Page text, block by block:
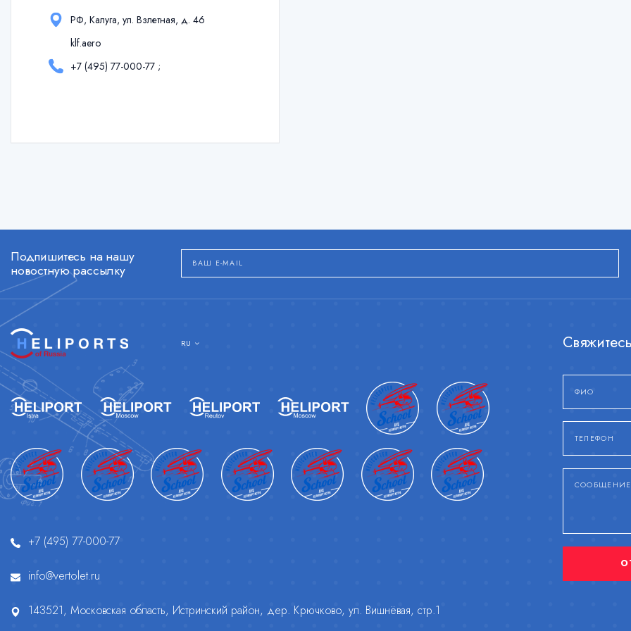
РФ, Калуга, ул. Взлетная, д. 46
klf.aero
+7 (495) 77-000-77 ;
Подпишитесь на нашу
новостную рассылку
RU
+7 (495) 77-000-77
info@vertolet.ru
143521, Московская область, Истринский район, дер. Крючково, ул. Вишнёвая, стр.1